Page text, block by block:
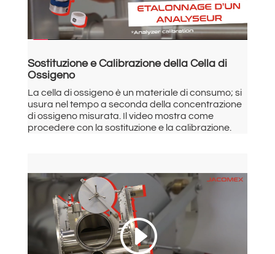
Sostituzione e Calibrazione della Cella di
Ossigeno
La cella di ossigeno è un materiale di consumo; si
usura nel tempo a seconda della concentrazione
di ossigeno misurata. Il video mostra come
procedere con la sostituzione e la calibrazione.